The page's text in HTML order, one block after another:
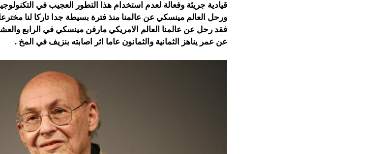
قيادية جريئة وفعالة لعدم استخدام هذا التطور العجيب في
ورحل العالم مينسكي عن عالمنا منذ فترة بسيطة جدا تاركا لنا
عن عمر يناهز الثمانية والثمانون عاما اثر اصابته بنزيف في المخ .